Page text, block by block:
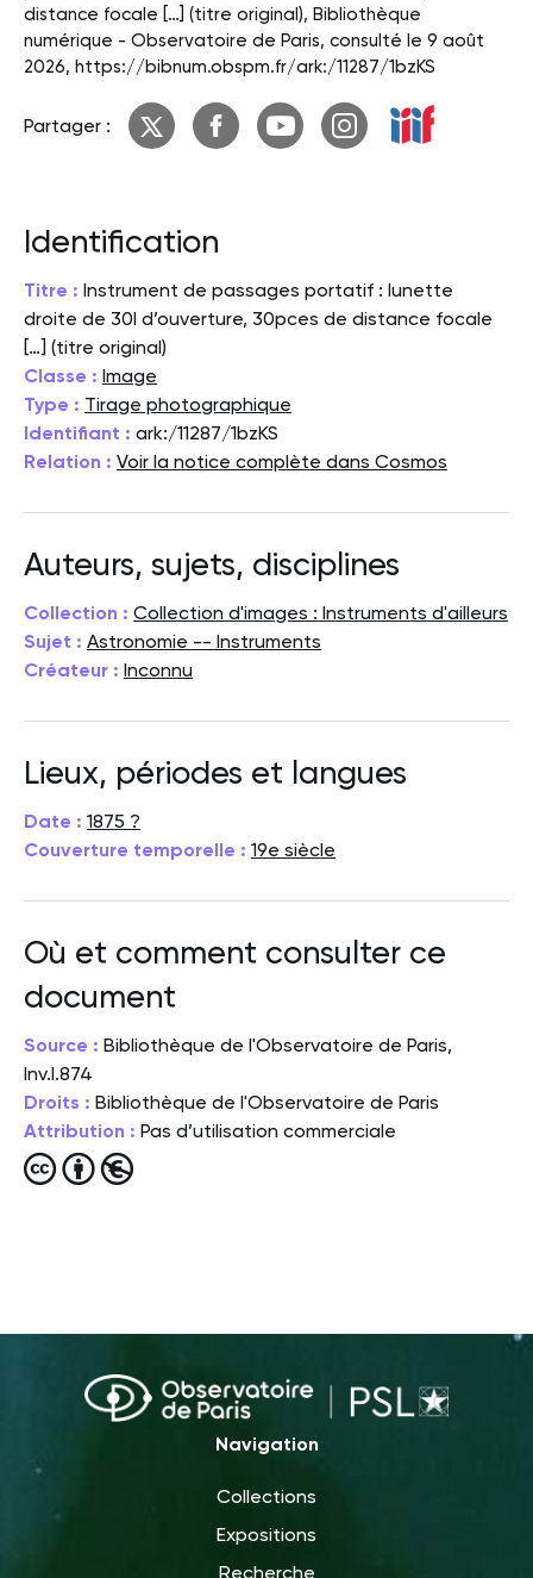
distance focale […] (titre original), Bibliothèque
numérique - Observatoire de Paris, consulté le 9 août
2026, https://bibnum.obspm.fr/ark:/11287/1bzKS
Partager :
Identification
Titre : Instrument de passages portatif : lunette
droite de 30l d’ouverture, 30pces de distance focale
[…] (titre original)
Classe : Image
Type : Tirage photographique
Identifiant : ark:/11287/1bzKS
Relation : Voir la notice complète dans Cosmos
Auteurs, sujets, disciplines
Collection : Collection d'images : Instruments d'ailleurs
Sujet : Astronomie -- Instruments
Créateur : Inconnu
Lieux, périodes et langues
Date : 1875 ?
Couverture temporelle : 19e siècle
Où et comment consulter ce
document
Source : Bibliothèque de l'Observatoire de Paris,
Inv.I.874
Droits : Bibliothèque de l'Observatoire de Paris
Attribution : Pas d’utilisation commerciale
Navigation
Collections
Expositions
Recherche